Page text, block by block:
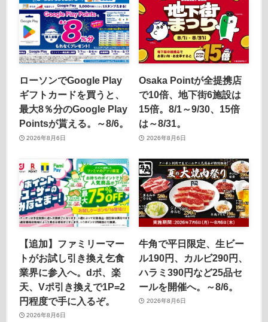
ローソンでGoogle Play
ギフトカードを買うと、
最大8％分のGoogle Play
Pointsが貰える。～8/6。
2026年8月6日
Osaka Pointが全提携店
で10倍、地下街6施設は
15倍。8/1～9/30、15倍
は～8/31。
2026年8月6日
【追加】ファミリーマー
トがお試し引き換え乞食
業界に参入へ。dポ、楽
天、Vポ引き換えで1P=2
円程度で手に入るぞ。
2026年8月6日
牛角で平日限定、生ビー
ル190円、カルビ290円、
ハラミ390円など25品セ
ールを開催へ。～8/6。
2026年8月6日